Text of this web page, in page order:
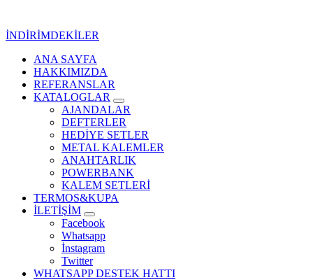
İNDİRİMDEKİLER
Kurumsal Promosyon-Hediyelik
ANA SAYFA
HAKKIMIZDA
REFERANSLAR
KATALOGLAR
AJANDALAR
DEFTERLER
HEDİYE SETLER
METAL KALEMLER
ANAHTARLIK
POWERBANK
KALEM SETLERİ
TERMOS&KUPA
İLETİŞİM
Facebook
Whatsapp
İnstagram
Twitter
WHATSAPP DESTEK HATTI